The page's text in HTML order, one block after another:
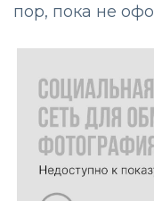
пор, пока не